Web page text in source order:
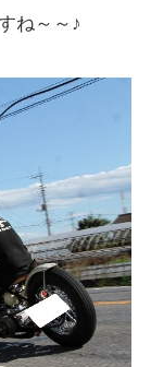
ね～～♪